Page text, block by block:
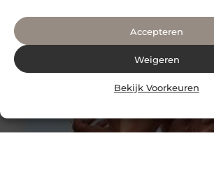
Accepteren
Weigeren
Bekijk Voorkeuren